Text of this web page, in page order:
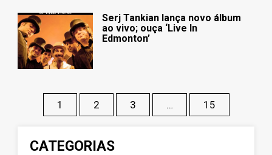
Serj Tankian lança novo álbum
ao vivo; ouça ‘Live In
Edmonton’
1 2 3 … 15
CATEGORIAS